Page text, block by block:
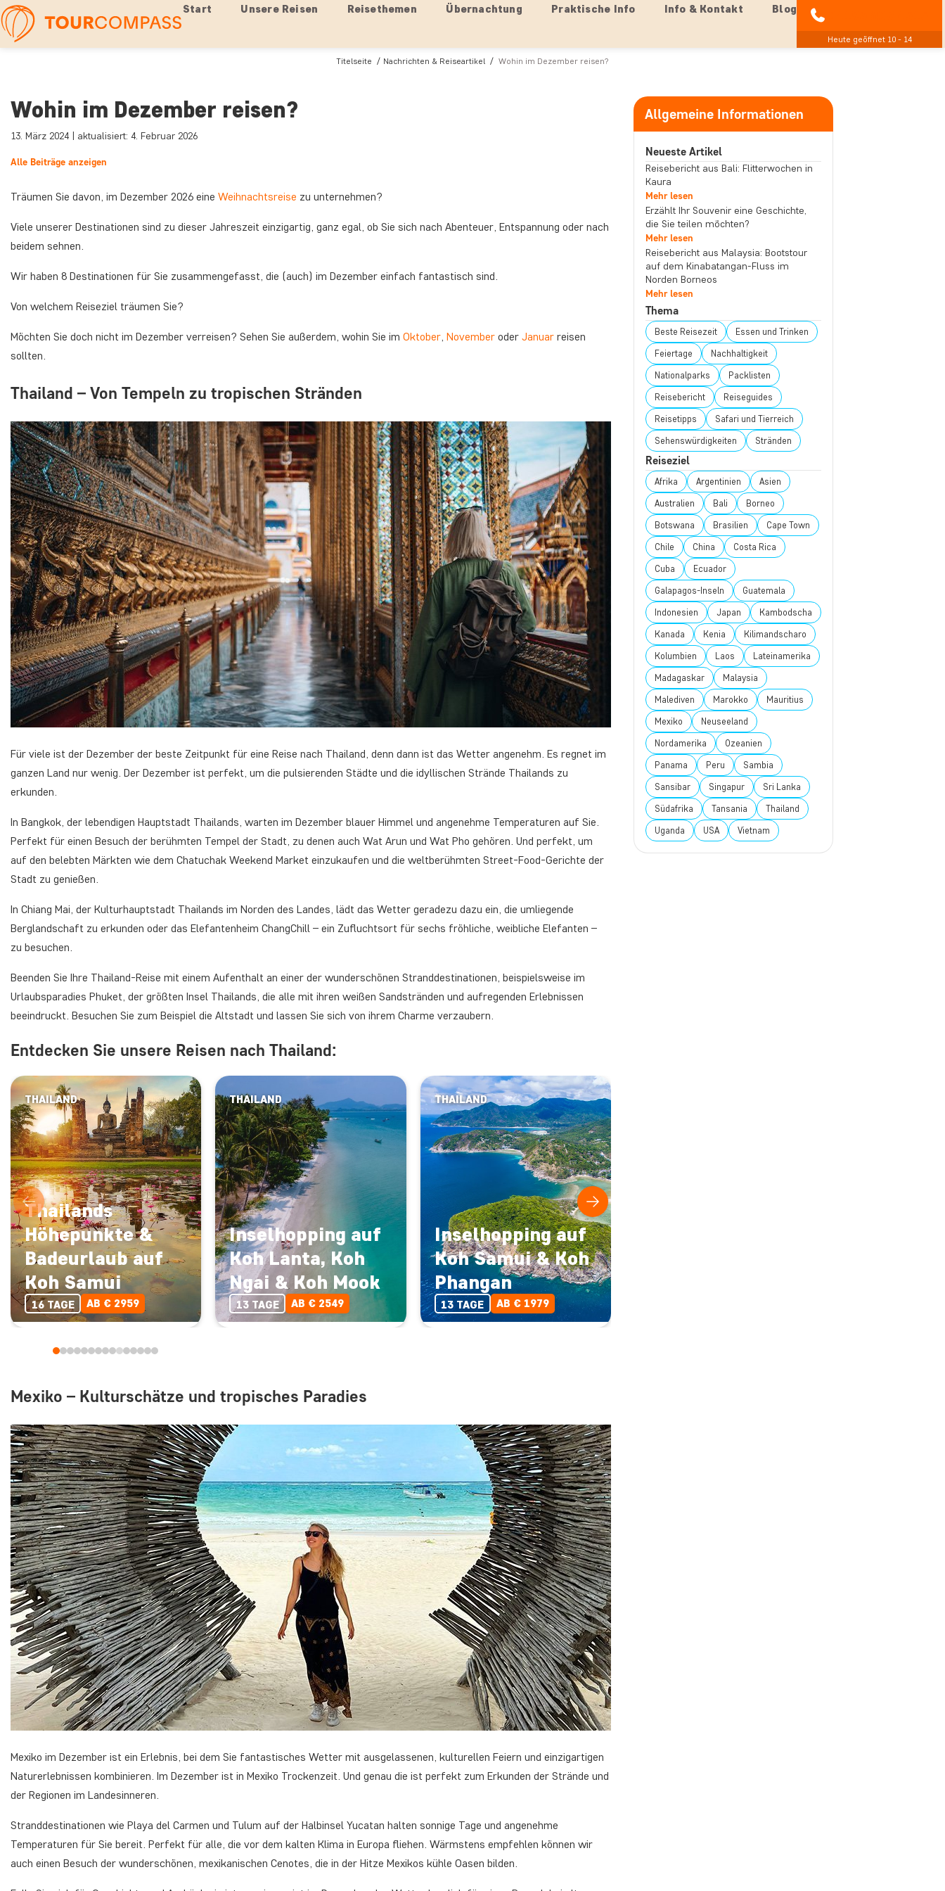
Start Unsere Reisen Reisethemen Übernachtung Praktische Info Info & Kontakt Blog
Heute geöffnet 10 - 14
Titelseite Nachrichten & Reiseartikel Wohin im Dezember reisen?
Wohin im Dezember reisen?
13. März 2024 | aktualisiert: 4. Februar 2026
Alle Beiträge anzeigen
Träumen Sie davon, im Dezember 2026 eine Weihnachtsreise zu unternehmen?
Viele unserer Destinationen sind zu dieser Jahreszeit einzigartig, ganz egal, ob Sie sich nach Abenteuer, Entspannung oder nach
beidem sehnen.
Wir haben 8 Destinationen für Sie zusammengefasst, die (auch) im Dezember einfach fantastisch sind.
Von welchem Reiseziel träumen Sie?
Möchten Sie doch nicht im Dezember verreisen? Sehen Sie außerdem, wohin Sie im Oktober, November oder Januar reisen
sollten.
Thailand – Von Tempeln zu tropischen Stränden
Für viele ist der Dezember der beste Zeitpunkt für eine Reise nach Thailand, denn dann ist das Wetter angenehm. Es regnet im
ganzen Land nur wenig. Der Dezember ist perfekt, um die pulsierenden Städte und die idyllischen Strände Thailands zu
erkunden.
In Bangkok, der lebendigen Hauptstadt Thailands, warten im Dezember blauer Himmel und angenehme Temperaturen auf Sie.
Perfekt für einen Besuch der berühmten Tempel der Stadt, zu denen auch Wat Arun und Wat Pho gehören. Und perfekt, um
auf den belebten Märkten wie dem Chatuchak Weekend Market einzukaufen und die weltberühmten Street-Food-Gerichte der
Stadt zu genießen.
In Chiang Mai, der Kulturhauptstadt Thailands im Norden des Landes, lädt das Wetter geradezu dazu ein, die umliegende
Berglandschaft zu erkunden oder das Elefantenheim ChangChill – ein Zufluchtsort für sechs fröhliche, weibliche Elefanten –
zu besuchen.
Beenden Sie Ihre Thailand-Reise mit einem Aufenthalt an einer der wunderschönen Stranddestinationen, beispielsweise im
Urlaubsparadies Phuket, der größten Insel Thailands, die alle mit ihren weißen Sandstränden und aufregenden Erlebnissen
beeindruckt. Besuchen Sie zum Beispiel die Altstadt und lassen Sie sich von ihrem Charme verzaubern.
Entdecken Sie unsere Reisen nach Thailand:
THAILAND
Thailands
Höhepunkte &
Badeurlaub auf
Koh Samui
16 TAGE AB € 2959
THAILAND
Inselhopping auf
Koh Lanta, Koh
Ngai & Koh Mook
13 TAGE AB € 2549
THAILAND
Inselhopping auf
Koh Samui & Koh
Phangan
13 TAGE AB € 1979
Mexiko – Kulturschätze und tropisches Paradies
Mexiko im Dezember ist ein Erlebnis, bei dem Sie fantastisches Wetter mit ausgelassenen, kulturellen Feiern und einzigartigen
Naturerlebnissen kombinieren. Im Dezember ist in Mexiko Trockenzeit. Und genau die ist perfekt zum Erkunden der Strände und
der Regionen im Landesinneren.
Stranddestinationen wie Playa del Carmen und Tulum auf der Halbinsel Yucatan halten sonnige Tage und angenehme
Temperaturen für Sie bereit. Perfekt für alle, die vor dem kalten Klima in Europa fliehen. Wärmstens empfehlen können wir
auch einen Besuch der wunderschönen, mexikanischen Cenotes, die in der Hitze Mexikos kühle Oasen bilden.
Allgemeine Informationen
Neueste Artikel
Reisebericht aus Bali: Flitterwochen in
Kaura
Mehr lesen
Erzählt Ihr Souvenir eine Geschichte,
die Sie teilen möchten?
Mehr lesen
Reisebericht aus Malaysia: Bootstour
auf dem Kinabatangan-Fluss im
Norden Borneos
Mehr lesen
Thema
Beste Reisezeit Essen und Trinken
Feiertage Nachhaltigkeit
Nationalparks Packlisten
Reisebericht Reiseguides
Reisetipps Safari und Tierreich
Sehenswürdigkeiten Stränden
Reiseziel
Afrika Argentinien Asien
Australien Bali Borneo
Botswana Brasilien Cape Town
Chile China Costa Rica
Cuba Ecuador
Galapagos-Inseln Guatemala
Indonesien Japan Kambodscha
Kanada Kenia Kilimandscharo
Kolumbien Laos Lateinamerika
Madagaskar Malaysia
Malediven Marokko Mauritius
Mexiko Neuseeland
Nordamerika Ozeanien
Panama Peru Sambia
Sansibar Singapur Sri Lanka
Südafrika Tansania Thailand
Uganda USA Vietnam